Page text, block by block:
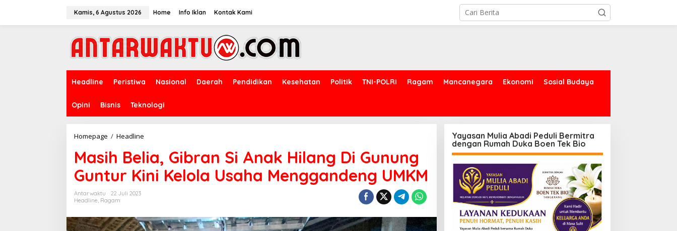
Kamis, 6 Agustus 2026 Home Info Iklan Kontak Kami
Headline Peristiwa Nasional Daerah Pendidikan Kesehatan Politik TNI-POLRI Ragam Mancanegara Ekonomi Sosial Budaya
Opini Bisnis Teknologi
Homepage / Headline
Gibran
Si
Anak
Hilang
Kini
Kelola
Masih Belia, Gibran Si Anak Hilang Di Gunung
Guntur Kini Kelola Usaha Menggandeng UMKM
Antarwaktu
22 Juli 2023
Headline, Ragam
Yayasan Mulia Abadi Peduli Bermitra
dengan Rumah Duka Boen Tek Bio